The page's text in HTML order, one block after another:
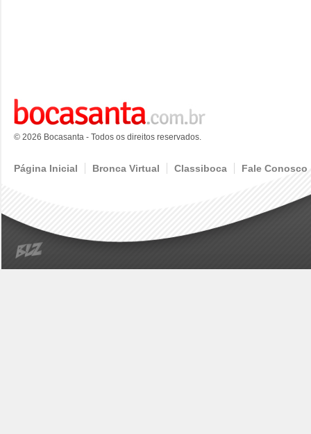
© 2026 Bocasanta - Todos os direitos reservados.
Página Inicial Bronca Virtual Classiboca Fale Conosco